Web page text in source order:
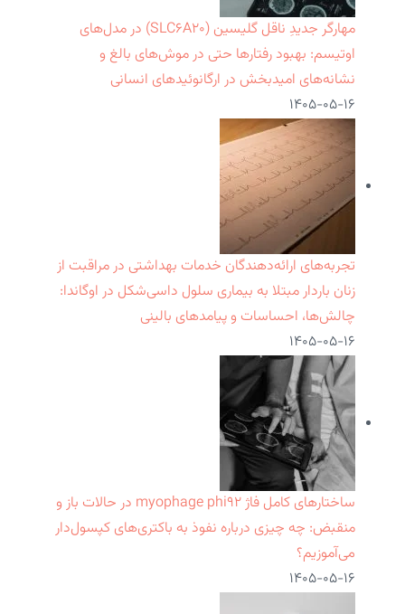
مهارگر جدیدِ ناقل گلیسین (SLC۶A۲۰) در مدل‌های
اوتیسم: بهبود رفتارها حتی در موش‌های بالغ و
نشانه‌های امیدبخش در ارگانوئیدهای انسانی
۱۴۰۵-۰۵-۱۶
تجربه‌های ارائه‌دهندگان خدمات بهداشتی در مراقبت از
زنان باردار مبتلا به بیماری سلول داسی‌شکل در اوگاندا:
چالش‌ها، احساسات و پیامدهای بالینی
۱۴۰۵-۰۵-۱۶
ساختارهای کامل فاژ myophage phi۹۲ در حالات باز و
منقبض: چه چیزی درباره نفوذ به باکتری‌های کپسول‌دار
می‌آموزیم؟
۱۴۰۵-۰۵-۱۶